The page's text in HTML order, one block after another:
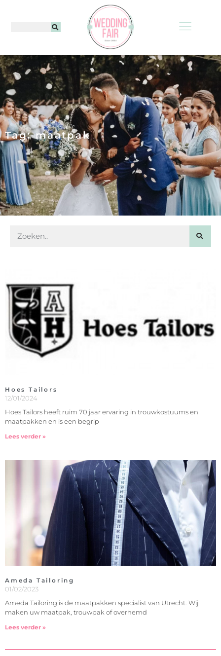
Tag: maatpak
Hoes Tailors
12/01/2024
Hoes Tailors heeft ruim 70 jaar ervaring in trouwkostuums en
maatpakken en is een begrip
Lees verder »
Ameda Tailoring
01/02/2023
Ameda Tailoring is de maatpakken specialist van Utrecht. Wij
maken uw maatpak, trouwpak of overhemd
Lees verder »